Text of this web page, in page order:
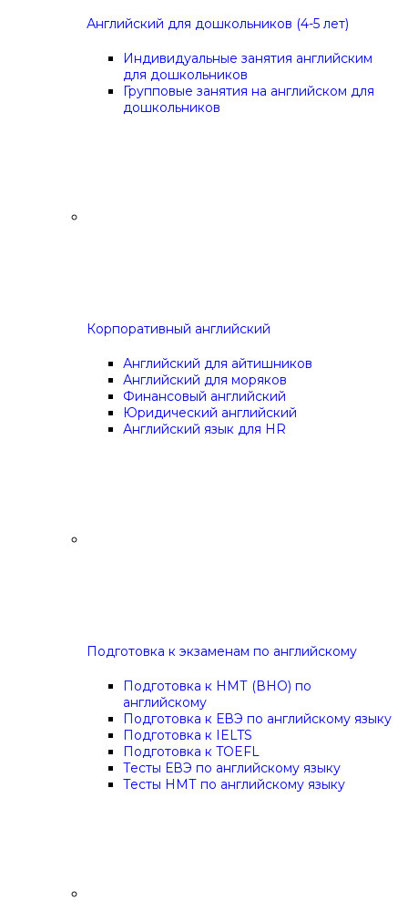
Английский для дошкольников (4-5 лет)
Индивидуальные занятия английским
для дошкольников
Групповые занятия на английском для
дошкольников
Корпоративный английский
Английский для айтишников
Английский для моряков
Финансовый английский
Юридический английский
Английский язык для HR
Подготовка к экзаменам по английскому
Подготовка к НМТ (ВНО) по
английскому
Подготовка к ЕВЭ по английскому языку
Подготовка к IELTS
Подготовка к TOEFL
Тесты ЕВЭ по английскому языку
Тесты НМТ по английскому языку